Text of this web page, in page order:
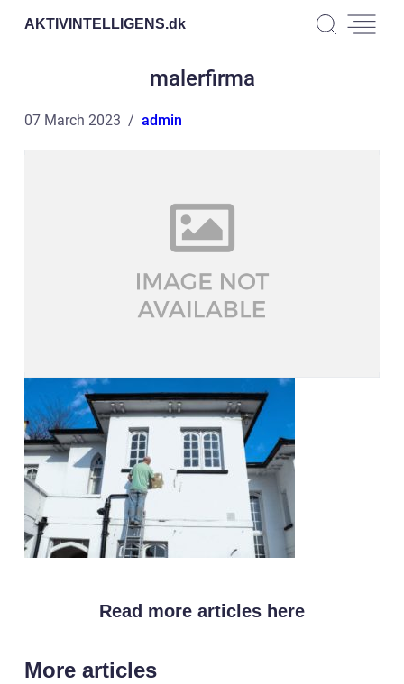
AKTIVINTELLIGENS.dk
malerfirma
07 March 2023 admin
Read more articles here
More articles